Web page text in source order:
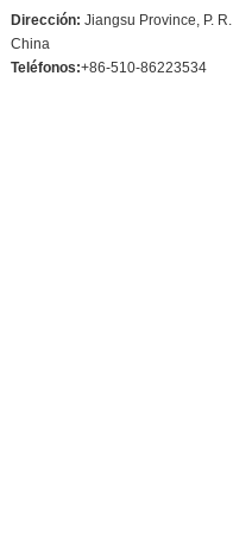
Dirección: Jiangsu Province, P. R.
China
Teléfonos:+86-510-86223534